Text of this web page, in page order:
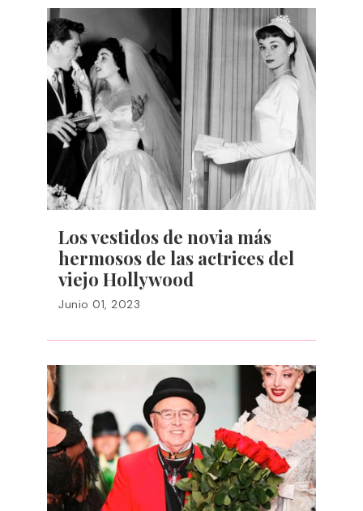
Los vestidos de novia más
hermosos de las actrices del
viejo Hollywood
Junio 01, 2023